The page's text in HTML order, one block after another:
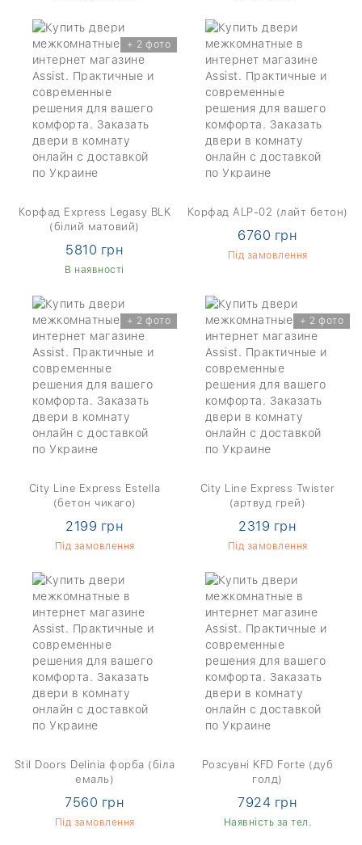
+ 2 фото
Корфад Express Legasy BLK
(білий матовий)
5810 грн
В наявності
Корфад ALP-02 (лайт бетон)
6760 грн
Під замовлення
+ 2 фото
City Line Express Estella
(бетон чикаго)
2199 грн
Під замовлення
+ 2 фото
City Line Express Twister
(артвуд грей)
2319 грн
Під замовлення
Stil Doors Delinia форба (біла
емаль)
7560 грн
Під замовлення
Розсувні KFD Forte (дуб
голд)
7924 грн
Наявність за тел.